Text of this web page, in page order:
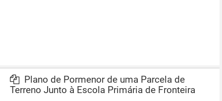
Plano de Pormenor de uma Parcela de
Terreno Junto à Escola Primária de Fronteira